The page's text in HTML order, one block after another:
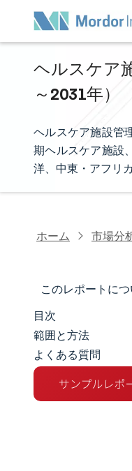
ヘルスケア
～2031年）
ヘルスケア施設管
期ヘルスケア施設
洋、中東・アフリ
ホーム 市場分
このレポートにつ
市場規模とシェ
市場分析
トレンドとイ
目次
範囲と方法
よくある質問